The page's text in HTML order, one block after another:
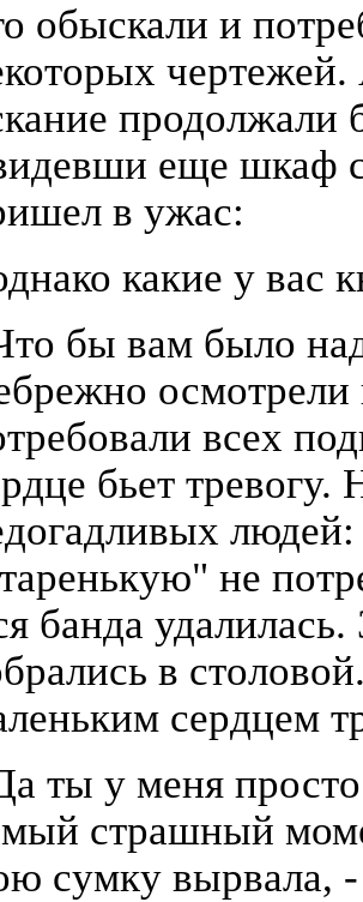
обыскали и
продолжали
еще шкаф
в ужас:
какие у вас
бы вам было
всех
бьет тревогу.
не
банда
в
сердцем
ты у меня
страшный
сумку вырвала,